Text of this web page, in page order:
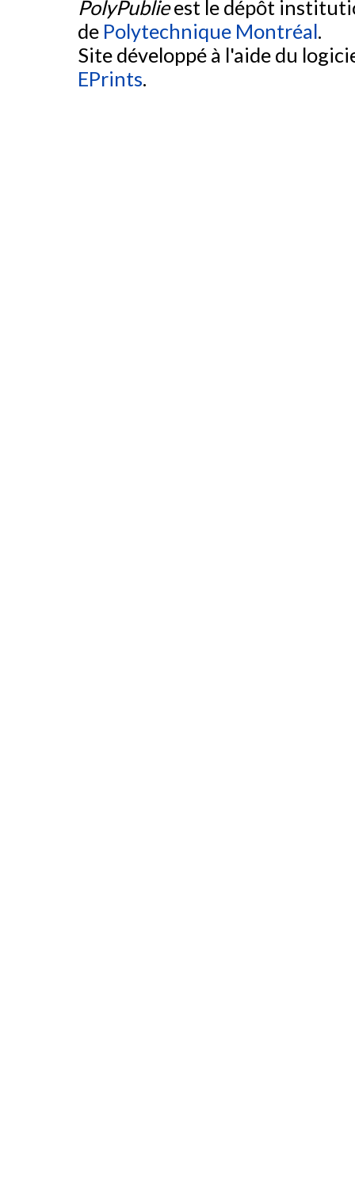
PolyPublieest le dépôt
de Polytechnique Montréal.
Site développé à l'aide du
EPrints.